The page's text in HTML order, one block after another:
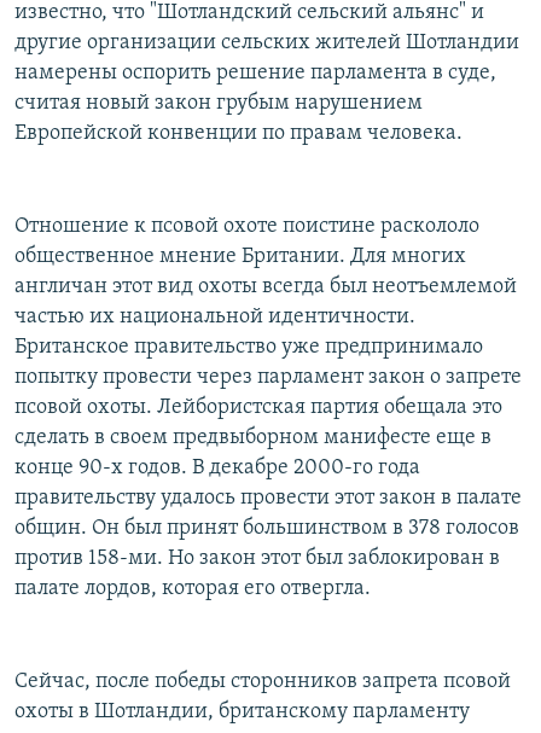
известно, что "Шотландский сельский альянс" и
другие организации сельских жителей Шотландии
намерены оспорить решение парламента в суде,
считая новый закон грубым нарушением
Европейской конвенции по правам человека.
Отношение к псовой охоте поистине раскололо
общественное мнение Британии. Для многих
англичан этот вид охоты всегда был неотъемлемой
частью их национальной идентичности.
Британское правительство уже предпринимало
попытку провести через парламент закон о запрете
псовой охоты. Лейбористская партия обещала это
сделать в своем предвыборном манифесте еще в
конце 90-х годов. В декабре 2000-го года
правительству удалось провести этот закон в палате
общин. Он был принят большинством в 378 голосов
против 158-ми. Но закон этот был заблокирован в
палате лордов, которая его отвергла.
Сейчас, после победы сторонников запрета псовой
охоты в Шотландии, британскому парламенту